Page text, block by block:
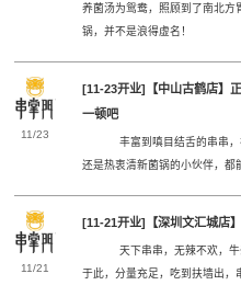
养菌汤为鸳鸯，照顾到了南北方
锅，并不是浪得虚名！
11/23
[11-23开业]【中山古鹤店】
一顿吧
丰富到嗔目结舌的串串
还是热衷清新菌锅的小伙伴，都
11/21
[11-21开业]【深圳文汇城店
天下串串，无辣不欢，
于此，分量充足，吃到扶墙出，